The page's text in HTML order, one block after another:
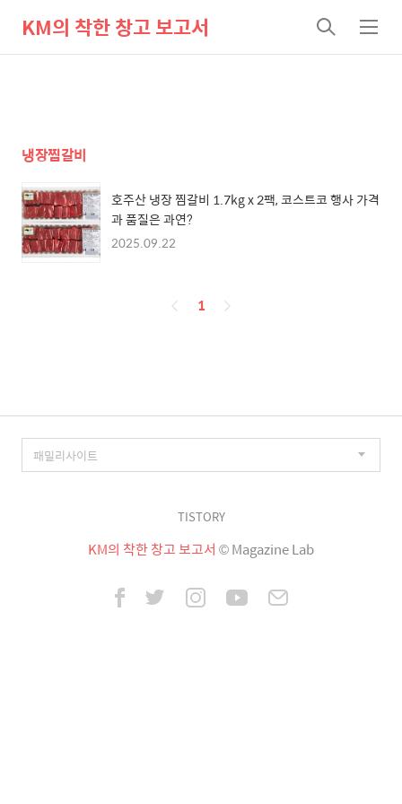
KM의 착한 창고 보고서
검
색
메
뉴
냉장찜갈비
호주산 냉장 찜갈비 1.7kg x 2팩, 코스트코 행사 가격
과 품질은 과연?
2025.09.22
페
1
TISTORY
KM의 착한 창고 보고서 © Magazine Lab